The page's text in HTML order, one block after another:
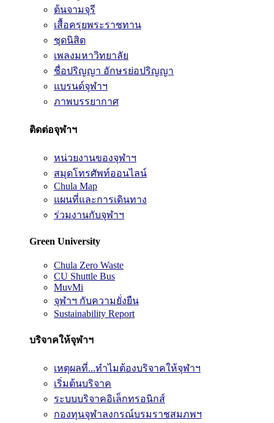
ต้นจามจุรี
เสื้อครุยพระราชทาน
ชุดนิสิต
เพลงมหาวิทยาลัย
ชื่อปริญญา อักษรย่อปริญญา
แบรนด์จุฬาฯ
ภาพบรรยากาศ
ติดต่อจุฬาฯ
หน่วยงานของจุฬาฯ
สมุดโทรศัพท์ออนไลน์
Chula Map
แผนที่และการเดินทาง
ร่วมงานกับจุฬาฯ
Green University
Chula Zero Waste
CU Shuttle Bus
MuvMi
จุฬาฯ กับความยั่งยืน
Sustainability Report
บริจาคให้จุฬาฯ
เหตุผลที่...ทำไมต้องบริจาคให้จุฬาฯ
เริ่มต้นบริจาค
ระบบบริจาคอิเล็กทรอนิกส์
กองทุนจุฬาลงกรณ์บรมราชสมภพฯ